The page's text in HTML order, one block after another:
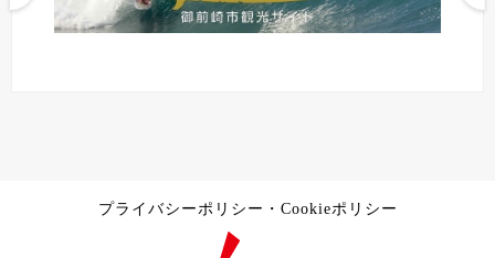
プライバシーポリシー・Cookieポリシー